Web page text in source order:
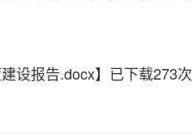
设报告.docx】已下载273次